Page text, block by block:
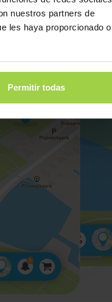
nuestros partners de
les haya proporcionado o
Permitir todas